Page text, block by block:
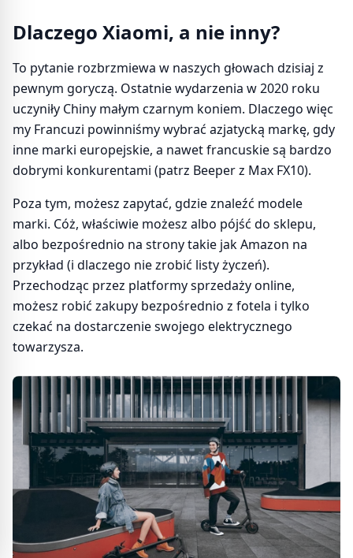
Dlaczego Xiaomi, a nie inny?
To pytanie rozbrzmiewa w naszych głowach dzisiaj z
pewnym goryczą. Ostatnie wydarzenia w 2020 roku
uczyniły Chiny małym czarnym koniem. Dlaczego więc
my Francuzi powinniśmy wybrać azjatycką markę, gdy
inne marki europejskie, a nawet francuskie są bardzo
dobrymi konkurentami (patrz Beeper z Max FX10).
Poza tym, możesz zapytać, gdzie znaleźć modele
marki. Cóż, właściwie możesz albo pójść do sklepu,
albo bezpośrednio na strony takie jak Amazon na
przykład (i dlaczego nie zrobić listy życzeń).
Przechodząc przez platformy sprzedaży online,
możesz robić zakupy bezpośrednio z fotela i tylko
czekać na dostarczenie swojego elektrycznego
towarzysza.